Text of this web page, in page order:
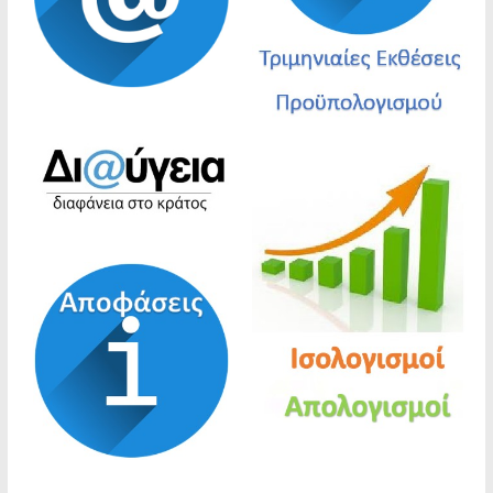
προληπτικής απαγόρευσης διέλευσης,
παραμονής και κυκλοφορίας σε δασικές
εκτάσεις, πάρκα και άλση
ΑΝΑΚΟΙΝΩΣΗ ΓΙΑ ΤΗ ΣΥΝΑΨΗ ΣΥΜΒΑΣΗΣ
ΕΡΓΑΣΙΑΣ ΟΡΙΣΜΕΝΟΥ ΧΡΟΝΟΥ ΠΕΝΤΑΜΗΝΗΣ
ΚΑΤΕΠΕΙΓΟΥΣΏΝ ΠΡΟΣΚΑΙΡΏΝ ΑΝΑΓΚΏΝ
ΠΥΡΑΣΦΑΛΕΙΑΣ
“Ανακοίνωση πρόσληψης προσωπικού με